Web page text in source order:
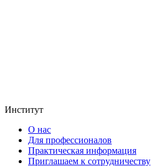
Институт
О нас
Для профессионалов
Практическая информация
Приглашаем к сотрудничеству